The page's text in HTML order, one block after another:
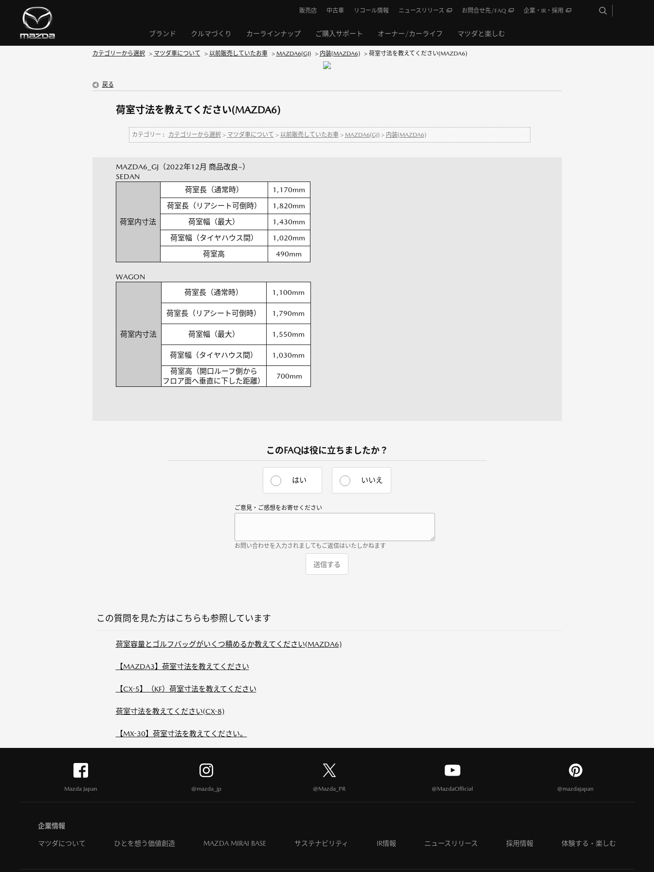
ブランド クルマづくり カーラインナップ ご購入サポート オーナー/カーライフ マツダと楽しむ
販売店 中古車 リコール情報 ニュースリリース お問合せ先/FAQ 企業・IR・採用
カテゴリーから選択 > マツダ車について > 以前販売していたお車 > MAZDA6(GJ) > 内装(MAZDA6) > 荷室寸法を教えてください(MAZDA6)
戻る
荷室寸法を教えてください(MAZDA6)
カテゴリー : カテゴリーから選択 > マツダ車について > 以前販売していたお車> MAZDA6(GJ)> 内装(MAZDA6)
MAZDA6_GJ（2022年12月 商品改良~）
SEDAN
荷室内寸法
荷室長（通常時）
1,170mm
荷室長（リアシート可倒時）
1,820mm
荷室幅（最大）
1,430mm
荷室幅（タイヤハウス間）
1,020mm
荷室高
490mm
WAGON
荷室内寸法
荷室長（通常時） 1,100mm
荷室長（リアシート可倒時） 1,790mm
荷室幅（最大） 1,550mm
荷室幅（タイヤハウス間）
1,030mm
荷室高（開口ルーフ側から
フロア面へ垂直に下した距離）
700mm
このFAQは役に立ちましたか？
はい いいえ
ご意見・ご感想をお寄せください
お問い合わせを入力されましてもご返信はいたしかねます
この質問を見た方はこちらも参照しています
荷室容量とゴルフバッグがいくつ積めるか教えてください(MAZDA6)
【MAZDA3】荷室寸法を教えてください
【CX-5】（KF）荷室寸法を教えてください
荷室寸法を教えてください(CX-8)
【MX-30】荷室寸法を教えてください。
Mazda Japan @mazda_jp @Mazda_PR @MazdaOfficial @mazdajapan
企業情報
マツダについて ひとを想う価値創造 MAZDA MIRAI BASE サステナビリティ IR情報 ニュースリリース 採用情報 体験する・楽しむ